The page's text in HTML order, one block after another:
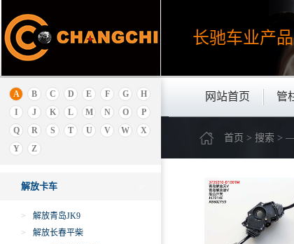
长驰车业产品
网站首页 管
A B C D E F G
H
I
J K L M N O
P
Q
R S T U V W
X
Y
Z
I
J
吉利
极狐ARCFOX
金杯
金龙
金旅
解放卡车
>
解放青岛JK9
>
解放长春平柴
首页 > 搜索 >